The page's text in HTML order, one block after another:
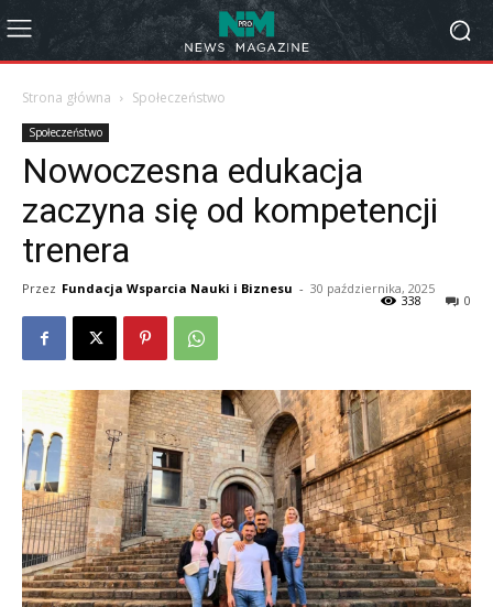
Strona główna Społeczeństwo
Społeczeństwo
Nowoczesna edukacja
zaczyna się od kompetencji
trenera
Przez Fundacja Wsparcia Nauki i Biznesu - 30 października, 2025
0
338